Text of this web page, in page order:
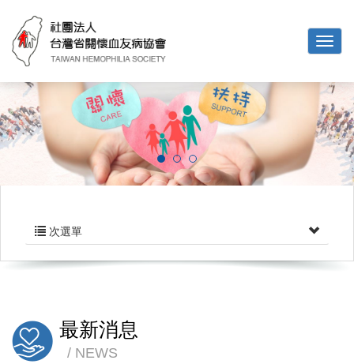
次選單
最新消息
NEWS